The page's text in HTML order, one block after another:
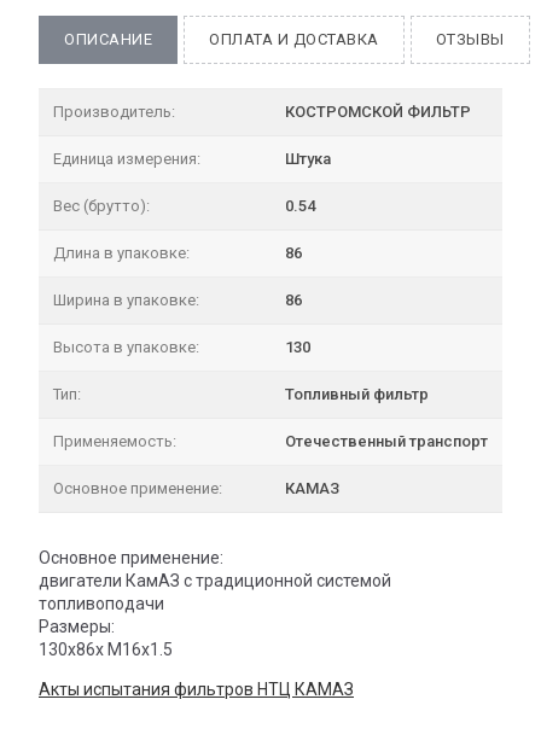
ОПИСАНИЕ ОПЛАТА И ДОСТАВКА ОТЗЫВЫ
Производитель: КОСТРОМСКОЙ ФИЛЬТР
Единица измерения: Штука
Вес (брутто): 0.54
Длина в упаковке: 86
Ширина в упаковке: 86
Высота в упаковке: 130
Тип: Топливный фильтр
Применяемость: Отечественный транспорт
Основное применение: КАМАЗ
Основное применение:
двигатели КамАЗ с традиционной системой
топливоподачи
Размеры:
130х86х М16х1.5
Акты испытания фильтров НТЦ КАМАЗ